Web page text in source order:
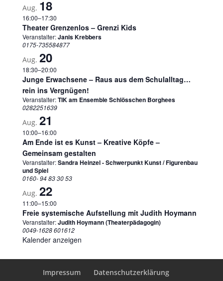
Aug. 18
16:00–17:30
Theater Grenzenlos – Grenzi Kids
Veranstalter:Janis Krebbers
0175-735584877
Aug. 20
18:30–20:00
Junge Erwachsene – Raus aus dem Schulalltag…
rein ins Vergnügen!
Veranstalter:TIK am Ensemble Schlösschen Borghees
0282251639
Aug. 21
10:00–16:00
Am Ende ist es Kunst – Kreative Köpfe –
Gemeinsam gestalten
Veranstalter:Sandra Heinzel - Schwerpunkt Kunst / Figurenbau
und Spiel
0160- 94 83 30 53
Aug. 22
11:00–15:00
Freie systemische Aufstellung mit Judith Hoymann
Veranstalter:Judith Hoymann (Theaterpädagogin)
0049-1628 601612
Kalender anzeigen
Impressum
Datenschutzerklärung